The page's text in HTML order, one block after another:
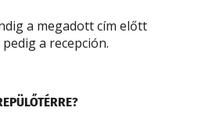
a megadott cím előtt
a recepción.